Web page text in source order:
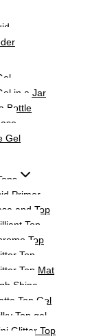
in a Jar
Bottle
Gel
Primer
and Top
Top
Top
Top
Top Mat
Shine
Top Gel
Top gel
Glitter Top